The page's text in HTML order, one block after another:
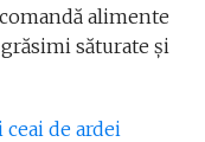
alimente
săturate și
ceai de ardei